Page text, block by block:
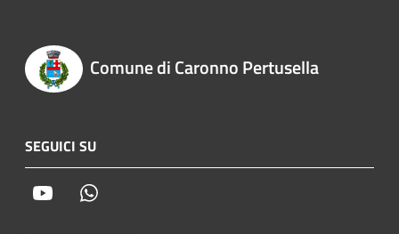
Comune di Caronno Pertusella
SEGUICI SU
Youtube